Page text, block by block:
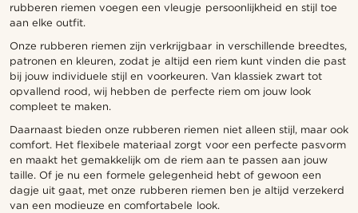
rubberen riemen voegen een vleugje persoonlijkheid en stijl toe
aan elke outfit.
Onze rubberen riemen zijn verkrijgbaar in verschillende breedtes,
patronen en kleuren, zodat je altijd een riem kunt vinden die past
bij jouw individuele stijl en voorkeuren. Van klassiek zwart tot
opvallend rood, wij hebben de perfecte riem om jouw look
compleet te maken.
Daarnaast bieden onze rubberen riemen niet alleen stijl, maar ook
comfort. Het flexibele materiaal zorgt voor een perfecte pasvorm
en maakt het gemakkelijk om de riem aan te passen aan jouw
taille. Of je nu een formele gelegenheid hebt of gewoon een
dagje uit gaat, met onze rubberen riemen ben je altijd verzekerd
van een modieuze en comfortabele look.